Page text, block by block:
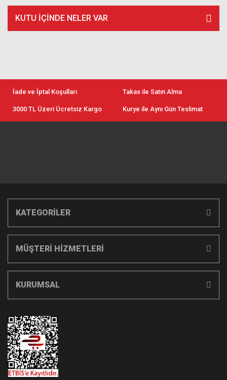
KUTU İÇİNDE NELER VAR
İade ve İptal Koşulları Takas ile Satın Alma
3000 TL Üzeri Ücretsiz Kargo Kurye ile Aynı Gün Teslimat
KATEGORİLER
MÜŞTERİ HİZMETLERİ
KURUMSAL